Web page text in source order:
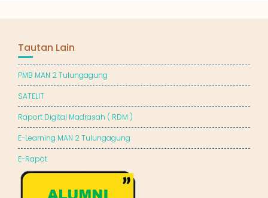
Tautan Lain
PMB MAN 2 Tulungagung
SATELIT
Raport Digital Madrasah ( RDM )
E-Learning MAN 2 Tulungagung
E-Rapot